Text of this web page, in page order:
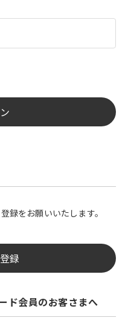
録をお願いいたします。
録
ド会員のお客さまへ